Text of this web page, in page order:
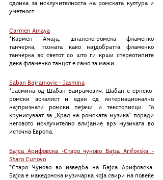
одлика за исклучителноста на ромската култура и
уметност.
Carmen Amaya
*Кармен Амаја, шпанско-ромска фламенко
танчерка, позната како најдобратта фламенко
танчерка во светот со што ги крши стереотипите
дека фламенко танцот е само за мажи.
Saban Bajramovic - Jasmina
*Јасмина од Шабан Баирамович. Шабан е српско-
ромски вокалист и еден од интернационално
најпризнати ромски пејачи и текстописци. Го
крунисуваат за „Крал на ромската музика“ поради
неговото исклучително влијание врз музиката во
источна Европа.
Бајса Арифовска -Старо чуново Bajsa Arifovska -
Staro Cunovo
*Старо Чуново во изведба на Бајса Арифовска.
Бајса е македонска музичарка која свири на повеќе